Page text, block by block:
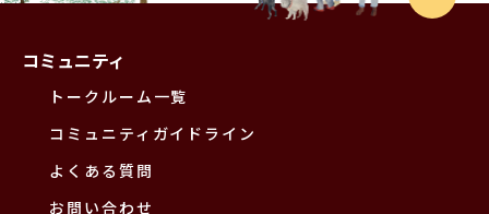
コミュニティ
トークルーム一覧
コミュニティガイドライン
よくある質問
お問い合わせ